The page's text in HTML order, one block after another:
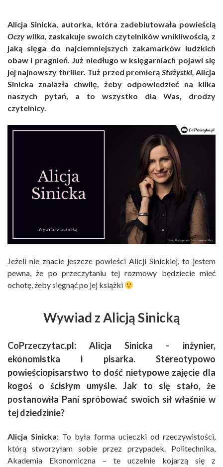
Alicja Sinicka, autorka, która zadebiutowała powieścią
Oczy wilka, zaskakuje swoich czytelników wnikliwością, z
jaką sięga do najciemniejszych zakamarków ludzkich
obaw i pragnień. Już niedługo w księgarniach pojawi się
jej najnowszy thriller. Tuż przed premierą Stażystki,Alicja
Sinicka znalazła chwilę, żeby odpowiedzieć na kilka
naszych pytań, a to wszystko dla Was, drodzy
czytelnicy.
Jeżeli nie znacie jeszcze powieści Alicji Sinickiej, to jestem
pewna, że po przeczytaniu tej rozmowy będziecie mieć
ochotę, żeby sięgnąć po jej książki
Wywiad z Alicją Sinicką
CoPrzeczytac.pl: Alicja Sinicka – inżynier,
ekonomistka i pisarka. Stereotypowo
powieściopisarstwo to dość nietypowe zajęcie dla
kogoś o ścisłym umyśle. Jak to się stało, że
postanowiła Pani spróbować swoich sił właśnie w
tej dziedzinie?
Alicja Sinicka: To była forma ucieczki od rzeczywistości,
którą stworzyłam sobie przez przypadek. Politechnika,
Akademia Ekonomiczna – te uczelnie kojarzą się z